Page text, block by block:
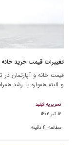
تغییرات قیمت خرید خانه و
قیمت خانه و آپارتمان
و البته همواره با رشد
تحریریه کیلید
۱۲ تیر ۱۴۰۲
مطالعه: ۴ دقیقه